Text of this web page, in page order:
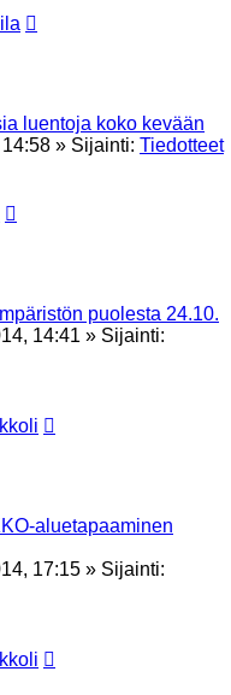
luentoja koko kevään
» Sijainti: Tiedotteet
puolesta 24.10.
14:41 » Sijainti:
aluetapaaminen
17:15 » Sijainti: